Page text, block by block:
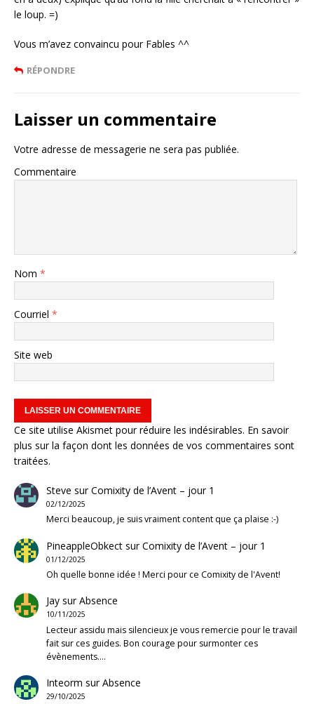
le loup. =)
Vous m’avez convaincu pour Fables ^^
RÉPONDRE
Laisser un commentaire
Votre adresse de messagerie ne sera pas publiée.
Commentaire
Nom *
Courriel *
Site web
Ce site utilise Akismet pour réduire les indésirables. En savoir
plus sur la façon dont les données de vos commentaires sont
traitées.
Steve surComixity de l’Avent – jour 1
02/12/2025
Merci beaucoup, je suis vraiment content que ça plaise :-)
PineappleObkectsurComixity de l’Avent – jour 1
01/12/2025
Oh quelle bonne idée ! Merci pour ce Comixity de l'Avent!
JaysurAbsence
10/11/2025
Lecteur assidu mais silencieux je vous remercie pour le travail
fait sur ces guides. Bon courage pour surmonter ces
évènements.…
Inteorm surAbsence
29/10/2025